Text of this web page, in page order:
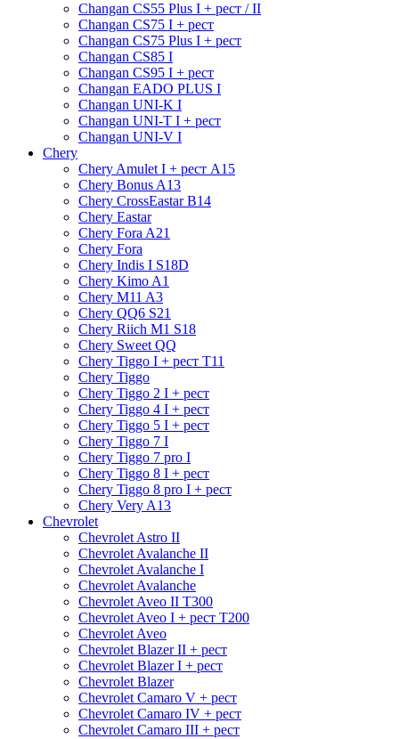
Changan CS55 Plus I + рест / II
Changan CS75 I + рест
Changan CS75 Plus I + рест
Changan CS85 I
Changan CS95 I + рест
Changan EADO PLUS I
Changan UNI-K I
Changan UNI-T I + рест
Changan UNI-V I
Chery
Chery Amulet I + рест A15
Chery Bonus A13
Chery CrossEastar B14
Chery Eastar
Chery Fora A21
Chery Fora
Chery Indis I S18D
Chery Kimo A1
Chery M11 A3
Chery QQ6 S21
Chery Riich M1 S18
Chery Sweet QQ
Chery Tiggo I + рест T11
Chery Tiggo
Chery Tiggo 2 I + рест
Chery Tiggo 4 I + рест
Chery Tiggo 5 I + рест
Chery Tiggo 7 I
Chery Tiggo 7 pro I
Chery Tiggo 8 I + рест
Chery Tiggo 8 pro I + рест
Chery Very A13
Chevrolet
Chevrolet Astro II
Chevrolet Avalanche II
Chevrolet Avalanche I
Chevrolet Avalanche
Chevrolet Aveo II Т300
Chevrolet Aveo I + рест Т200
Chevrolet Aveo
Chevrolet Blazer II + рест
Chevrolet Blazer I + рест
Chevrolet Blazer
Chevrolet Camaro V + рест
Chevrolet Camaro IV + рест
Chevrolet Camaro III + рест